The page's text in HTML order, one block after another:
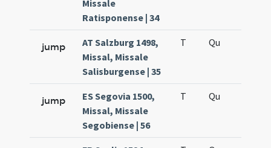
Missale
Ratisponense | 34
jump
AT Salzburg 1498,
Missal, Missale
Salisburgense | 35
T Qu
jump
ES Segovia 1500,
Missal, Missale
Segobiense | 56
T Qu